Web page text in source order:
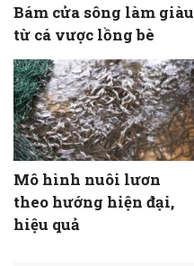
Bám cửa sông làm giàu
từ cá vược lồng bè
Mô hình nuôi lươn
theo hướng hiện đại,
hiệu quả